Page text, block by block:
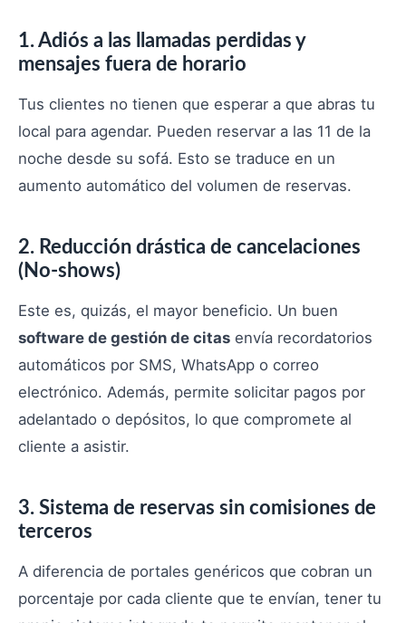
1. Adiós a las llamadas perdidas y
mensajes fuera de horario
Tus clientes no tienen que esperar a que abras tu
local para agendar. Pueden reservar a las 11 de la
noche desde su sofá. Esto se traduce en un
aumento automático del volumen de reservas.
2. Reducción drástica de cancelaciones
(No-shows)
Este es, quizás, el mayor beneficio. Un buen
software de gestión de citas envía recordatorios
automáticos por SMS, WhatsApp o correo
electrónico. Además, permite solicitar pagos por
adelantado o depósitos, lo que compromete al
cliente a asistir.
3. Sistema de reservas sin comisiones de
terceros
A diferencia de portales genéricos que cobran un
porcentaje por cada cliente que te envían, tener tu